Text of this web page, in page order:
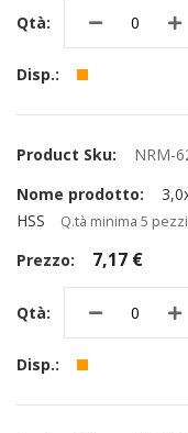
NRM-
HSS
Q.tà minima 5 pezzi
7,17 €